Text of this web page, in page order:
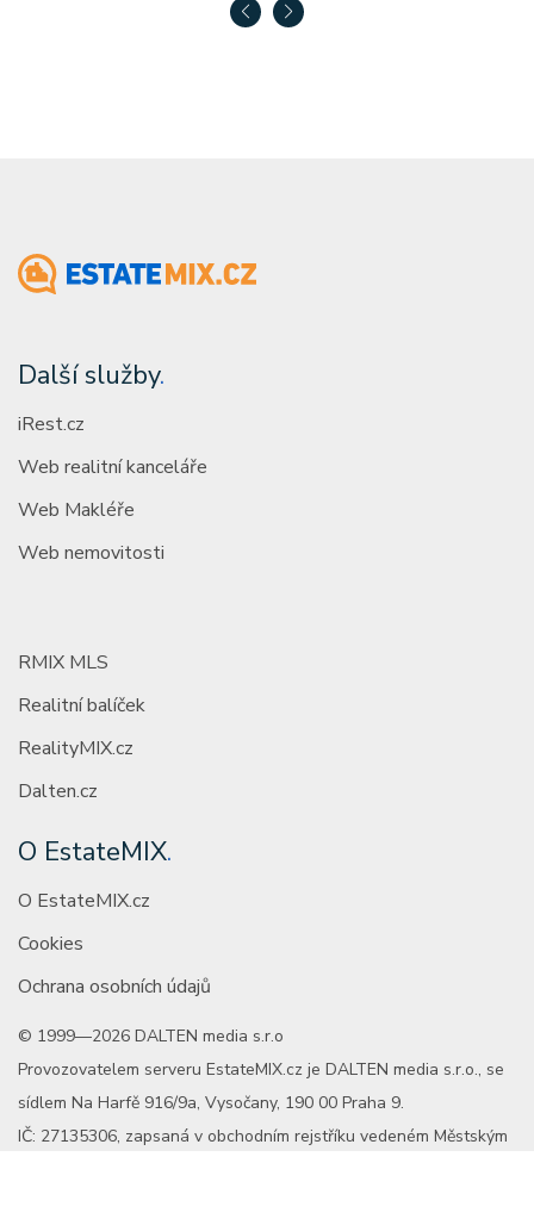
Další služby.
iRest.cz
Web realitní kanceláře
Web Makléře
Web nemovitosti
RMIX MLS
Realitní balíček
RealityMIX.cz
Dalten.cz
O EstateMIX.
O EstateMIX.cz
Cookies
Ochrana osobních údajů
© 1999—2026 DALTEN media s.r.o
Provozovatelem serveru EstateMIX.cz je DALTEN media s.r.o., se
sídlem Na Harfě 916/9a, Vysočany, 190 00 Praha 9.
IČ: 27135306, zapsaná v obchodním rejstříku vedeném Městským